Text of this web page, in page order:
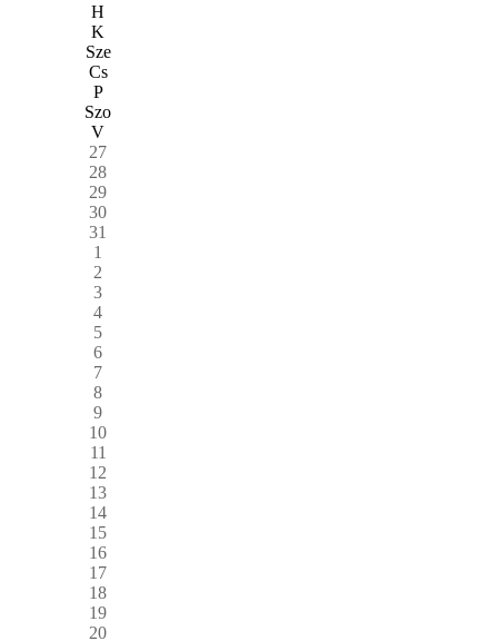
H
K
Sze
Cs
P
Szo
V
27
28
29
30
31
1
2
3
4
5
6
7
8
9
10
11
12
13
14
15
16
17
18
19
20